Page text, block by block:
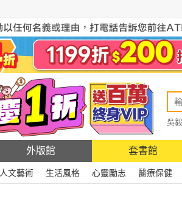
吳
外版館 套書館
人文藝術 生活風格 心靈勵志 醫療保健